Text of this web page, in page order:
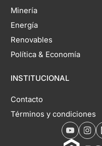
Minería
Energía
Renovables
Política & Economía
INSTITUCIONAL
Contacto
Términos y condiciones